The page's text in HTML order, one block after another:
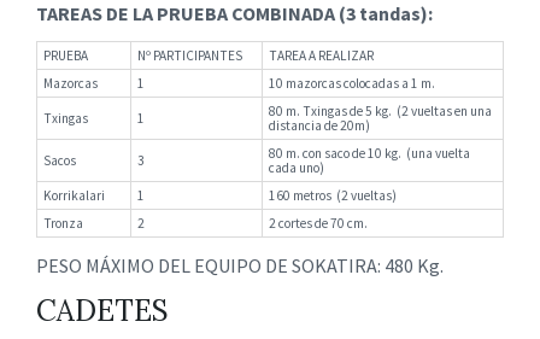
TAREAS DE LA PRUEBA COMBINADA (3 tandas):
PRUEBA Nº PARTICIPANTES
TAREA A REALIZAR
Mazorcas
1 10 mazorcas colocadas a 1 m.
Txingas 1
80 m. Txingas de 5 kg. (2 vueltas en una
distancia de 20m)
Sacos 3
80 m. con saco de 10 kg. (una vuelta
cada uno)
Korrikalari
1
160 metros (2 vueltas)
Tronza
2 2 cortes de 70 cm.
PESO MÁXIMO DEL EQUIPO DE SOKATIRA: 480 Kg.
CADETES